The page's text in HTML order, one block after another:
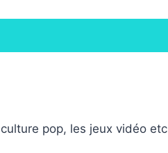
pop, les jeux vidéo etc